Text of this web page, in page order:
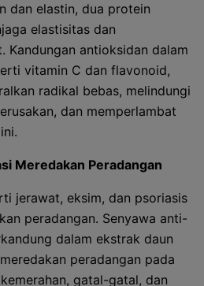
dan elastin, dua protein
elastisitas dan
Kandungan antioksidan dalam
vitamin C dan flavonoid,
radikal bebas, melindungi
dan memperlambat
Meredakan Peradangan
jerawat, eksim, dan psoriasis
peradangan. Senyawa anti-
dalam ekstrak daun
peradangan pada
gatal-gatal, dan